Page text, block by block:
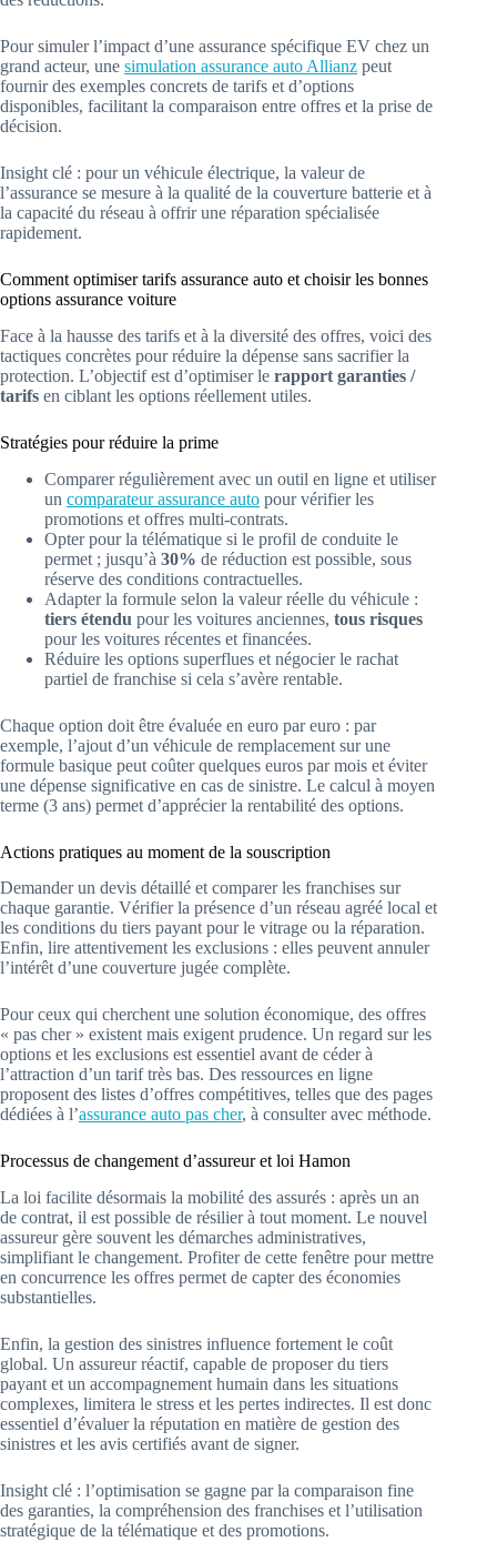
Pour simuler l’impact d’une assurance spécifique EV chez un
grand acteur, une simulation assurance auto Allianz peut
fournir des exemples concrets de tarifs et d’options
disponibles, facilitant la comparaison entre offres et la prise de
décision.
Insight clé : pour un véhicule électrique, la valeur de
l’assurance se mesure à la qualité de la couverture batterie et à
la capacité du réseau à offrir une réparation spécialisée
rapidement.
Comment optimiser tarifs assurance auto et choisir les bonnes
options assurance voiture
Face à la hausse des tarifs et à la diversité des offres, voici des
tactiques concrètes pour réduire la dépense sans sacrifier la
protection. L’objectif est d’optimiser le rapport garanties /
tarifs en ciblant les options réellement utiles.
Stratégies pour réduire la prime
Comparer régulièrement avec un outil en ligne et utiliser
un comparateur assurance auto pour vérifier les
promotions et offres multi-contrats.
Opter pour la télématique si le profil de conduite le
permet ; jusqu’à 30% de réduction est possible, sous
réserve des conditions contractuelles.
Adapter la formule selon la valeur réelle du véhicule :
tiers étendu pour les voitures anciennes, tous risques
pour les voitures récentes et financées.
Réduire les options superflues et négocier le rachat
partiel de franchise si cela s’avère rentable.
Chaque option doit être évaluée en euro par euro : par
exemple, l’ajout d’un véhicule de remplacement sur une
formule basique peut coûter quelques euros par mois et éviter
une dépense significative en cas de sinistre. Le calcul à moyen
terme (3 ans) permet d’apprécier la rentabilité des options.
Actions pratiques au moment de la souscription
Demander un devis détaillé et comparer les franchises sur
chaque garantie. Vérifier la présence d’un réseau agréé local et
les conditions du tiers payant pour le vitrage ou la réparation.
Enfin, lire attentivement les exclusions : elles peuvent annuler
l’intérêt d’une couverture jugée complète.
Pour ceux qui cherchent une solution économique, des offres
« pas cher » existent mais exigent prudence. Un regard sur les
options et les exclusions est essentiel avant de céder à
l’attraction d’un tarif très bas. Des ressources en ligne
proposent des listes d’offres compétitives, telles que des pages
dédiées à l’assurance auto pas cher, à consulter avec méthode.
Processus de changement d’assureur et loi Hamon
La loi facilite désormais la mobilité des assurés : après un an
de contrat, il est possible de résilier à tout moment. Le nouvel
assureur gère souvent les démarches administratives,
simplifiant le changement. Profiter de cette fenêtre pour mettre
en concurrence les offres permet de capter des économies
substantielles.
Enfin, la gestion des sinistres influence fortement le coût
global. Un assureur réactif, capable de proposer du tiers
payant et un accompagnement humain dans les situations
complexes, limitera le stress et les pertes indirectes. Il est donc
essentiel d’évaluer la réputation en matière de gestion des
sinistres et les avis certifiés avant de signer.
Insight clé : l’optimisation se gagne par la comparaison fine
des garanties, la compréhension des franchises et l’utilisation
stratégique de la télématique et des promotions.